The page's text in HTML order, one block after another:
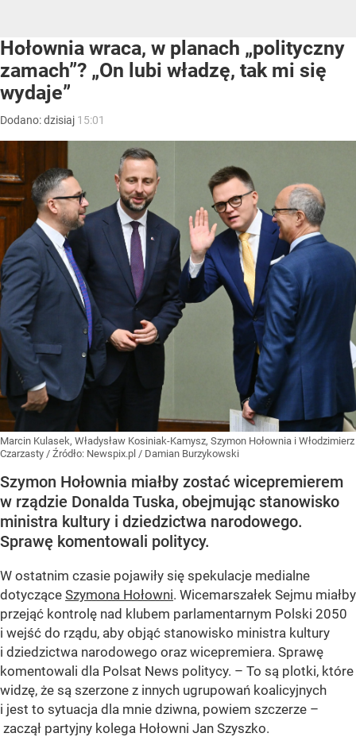
Hołownia wraca, w planach „polityczny
zamach”? „On lubi władzę, tak mi się
wydaje”
Dodano:dzisiaj 15:01
Marcin Kulasek, Władysław Kosiniak-Kamysz, Szymon Hołownia i Włodzimierz
Czarzasty / Źródło: Newspix.pl / Damian Burzykowski
Szymon Hołownia miałby zostać wicepremierem
w rządzie Donalda Tuska, obejmując stanowisko
ministra kultury i dziedzictwa narodowego.
Sprawę komentowali politycy.
W ostatnim czasie pojawiły się spekulacje medialne
dotyczące Szymona Hołowni. Wicemarszałek Sejmu miałby
przejąć kontrolę nad klubem parlamentarnym Polski 2050
i wejść do rządu, aby objąć stanowisko ministra kultury
i dziedzictwa narodowego oraz wicepremiera. Sprawę
komentowali dla Polsat News politycy. – To są plotki, które
widzę, że są szerzone z innych ugrupowań koalicyjnych
i jest to sytuacja dla mnie dziwna, powiem szczerze –
zaczął partyjny kolega Hołowni Jan Szyszko.